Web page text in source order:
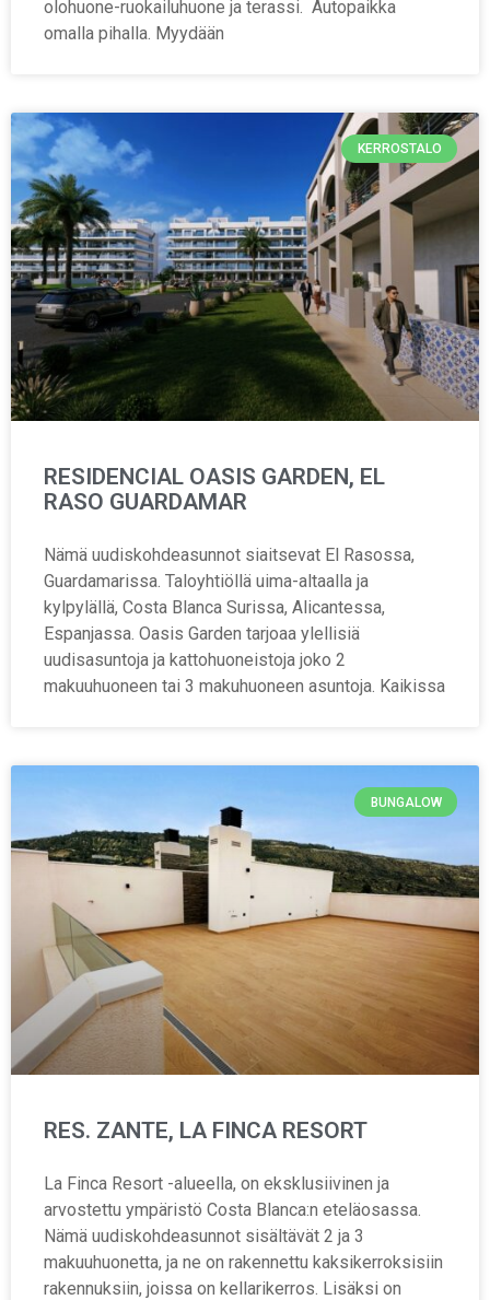
olohuone-ruokailuhuone ja terassi. Autopaikka
omalla pihalla. Myydään
KERROSTALO
RESIDENCIAL OASIS GARDEN, EL
RASO GUARDAMAR
Nämä uudiskohdeasunnot siaitsevat El Rasossa,
Guardamarissa. Taloyhtiöllä uima-altaalla ja
kylpylällä, Costa Blanca Surissa, Alicantessa,
Espanjassa. Oasis Garden tarjoaa ylellisiä
uudisasuntoja ja kattohuoneistoja joko 2
makuuhuoneen tai 3 makuhuoneen asuntoja. Kaikissa
BUNGALOW
RES. ZANTE, LA FINCA RESORT
La Finca Resort -alueella, on eksklusiivinen ja
arvostettu ympäristö Costa Blanca:n eteläosassa.
Nämä uudiskohdeasunnot sisältävät 2 ja 3
makuuhuonetta, ja ne on rakennettu kaksikerroksisiin
rakennuksiin, joissa on kellarikerros. Lisäksi on